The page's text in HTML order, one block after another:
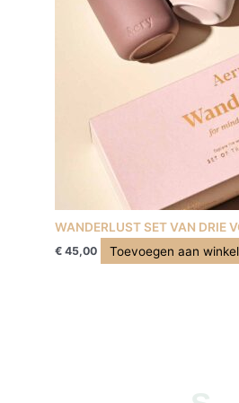
WANDERLUST SET VAN DRIE
€ 45,00 Toevoegen aan